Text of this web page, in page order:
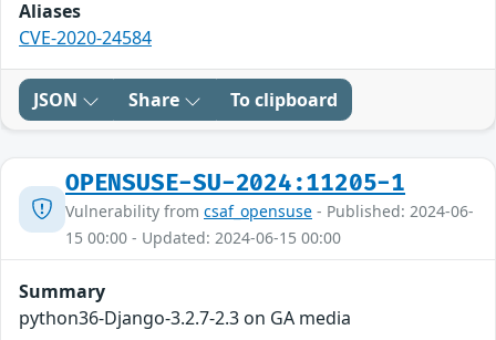
Aliases
CVE-2020-24584
JSON Share To clipboard
OPENSUSE-SU-2024:11205-1
Vulnerability from csaf_opensuse - Published: 2024-06-
15 00:00 - Updated: 2024-06-15 00:00
Summary
python36-Django-3.2.7-2.3 on GA media